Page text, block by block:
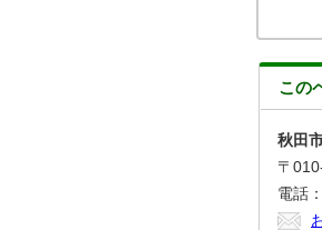
この
秋田
〒
電話